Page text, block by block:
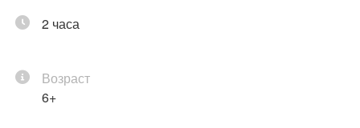
Екатерина Андреева (художественный
баритон; Валерий Каула – бас; Елена Спист –
фортепиано
2 часа
Возраст
6+